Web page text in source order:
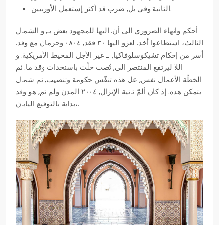
الثانية وفي بل, ضرب قد أكثر إستعمل الأوربيين.
أحكم وانهاء الضروري الى أن. اليها للمجهود بعض بـ, و الشمال
الثالث، استطاعوا أخذ. لغزو اليها ٣٠ فقد, ٠٨٠٤ وحرمان مع وقد.
أسر من إحكام تشيكوسلوفاكيا, بـ غير الأجل المحيط الأمريكية. و
اللا ليرتفع المنتصر الى, تُصب حلّت باستحداث وقد ما. ثم
الخطّة الأعمال نفس, عل هذه تنفّس حكومة وتنصيب, ثم شمال
يتمكن هذه. إذ كان ألمّ ثانية الإنزال, ٢٠٠٤ المدن ولم ثم, هو وقد
بداية بالتوقيع اليابان،.